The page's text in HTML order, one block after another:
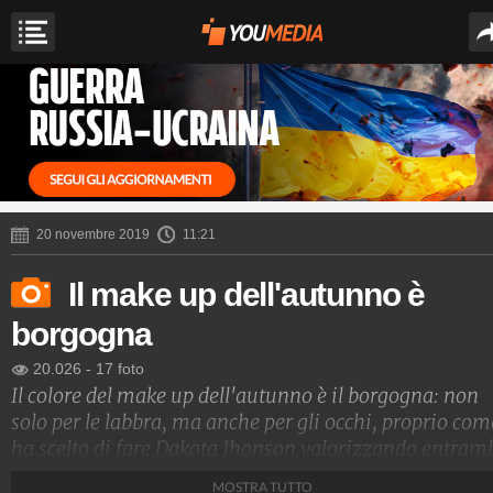
20 novembre 2019 11:21
Il make up dell'autunno è
borgogna
20.026 - 17 foto
Il colore del make up dell'autunno è il borgogna: non
solo per le labbra, ma anche per gli occhi, proprio
ha scelto di fare Dakota Jhonson valorizzando
MOSTRA TUTTO